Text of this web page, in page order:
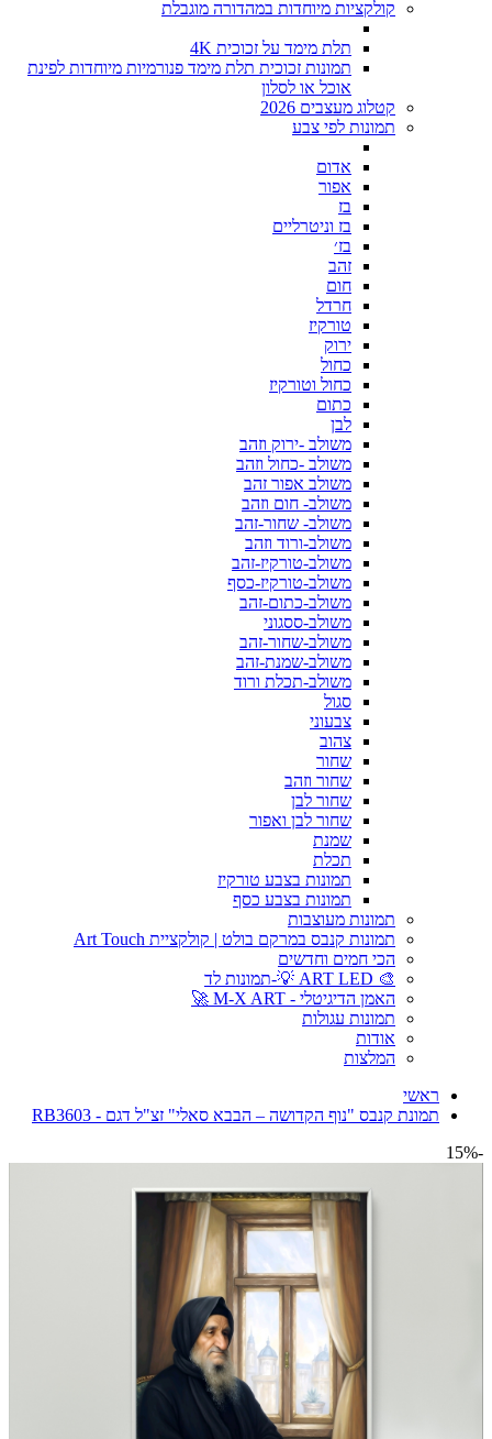
קולקציות מיוחדות במהדורה מוגבלת
תלת מימד על זכוכית 4K
תמונות זכוכית תלת מימד פנורמיות מיוחדות לפינת
אוכל או לסלון
קטלוג מעצבים 2026
תמונות לפי צבע
אדום
אפור
בז
בז וניטרליים
בז׳
זהב
חום
חרדל
טורקיז
ירוק
כחול
כחול וטורקיז
כתום
לבן
משולב -ירוק וזהב
משולב -כחול וזהב
משולב אפור זהב
משולב- חום וזהב
משולב- שחור-זהב
משולב-ורוד וזהב
משולב-טורקיז-זהב
משולב-טורקיז-כסף
משולב-כתום-זהב
משולב-ססגוני
משולב-שחור-זהב
משולב-שמנת-זהב
משולב-תכלת ורוד
סגול
צבעוני
צהוב
שחור
שחור וזהב
שחור לבן
שחור לבן ואפור
שמנת
תכלת
תמונות בצבע טורקיז
תמונות בצבע כסף
תמונות מעוצבות
תמונות קנבס במרקם בולט | קולקציית Art Touch
הכי חמים וחדשים
🎨 ART LED 💡-תמונות לד
האמן הדיגיטלי - M-X ART 🚀
תמונות עגולות
אודות
המלצות
ראשי
תמונת קנבס "נוף הקדושה – הבבא סאלי" זצ"ל דגם - RB3603
-15%